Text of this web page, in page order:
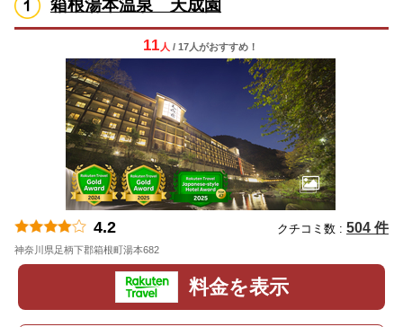
箱根湯本温泉 天成園
11 人 / 17人がおすすめ！
4.2 クチコミ数 : 504 件
神奈川県足柄下郡箱根町湯本682
料金を表示